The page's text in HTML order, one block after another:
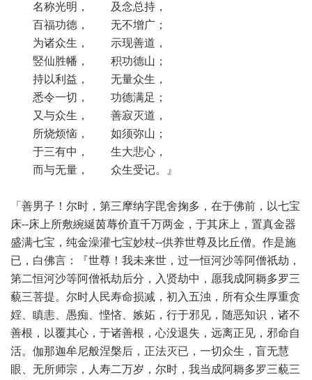
名称光明， 及念总持，
百福功德， 无不增广；
为诸众生， 示现善道，
竪仙胜幡， 积功德山；
持以利益， 无量众生，
悉令一切， 功德满足；
又与众生， 善寂灭道，
所烧烦恼， 如须弥山；
于三有中， 生大悲心，
而与无量， 众生受记。』
「善男子！尔时，第三摩纳字毘舍掬多，在于佛前，以七宝
床--床上所敷綩綖茵蓐价直千万两金，于其床上，置真金器
盛满七宝，纯金澡灌七宝妙杖--供养世尊及比丘僧。作是施
已，白佛言：『世尊！我未来世，过一恒河沙等阿僧祇劫，
第二恒河沙等阿僧祇劫后分，入贤劫中，愿我成阿耨多罗三
藐三菩提。尔时人民寿命损减，初入五浊，所有众生厚重贪
婬、瞋恚、愚痴、悭悋、嫉妬，行于邪见，随恶知识，诸不
善根，以覆其心，于诸善根，心没退失，远离正见，邪命自
活。伽那迦牟尼般涅槃后，正法灭已，一切众生，盲无慧
眼、无所师宗，人寿二万岁，尔时，我当成阿耨多罗三藐三